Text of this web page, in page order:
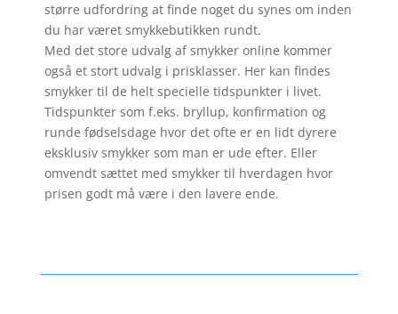
større udfordring at finde noget du synes om inden
du har været smykkebutikken rundt.
Med det store udvalg af smykker online kommer
også et stort udvalg i prisklasser. Her kan findes
smykker til de helt specielle tidspunkter i livet.
Tidspunkter som f.eks. bryllup, konfirmation og
runde fødselsdage hvor det ofte er en lidt dyrere
eksklusiv smykker som man er ude efter. Eller
omvendt sættet med smykker til hverdagen hvor
prisen godt må være i den lavere ende.